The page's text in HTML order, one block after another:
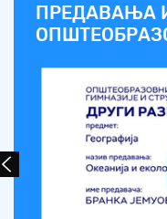
ПРЕДАВАЊА